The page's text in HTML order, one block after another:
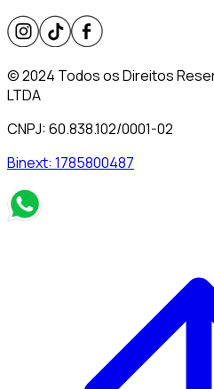
© 2024 Todos os Direitos
LTDA
CNPJ: 60.838.102/0001-02
Binext: 1785800487